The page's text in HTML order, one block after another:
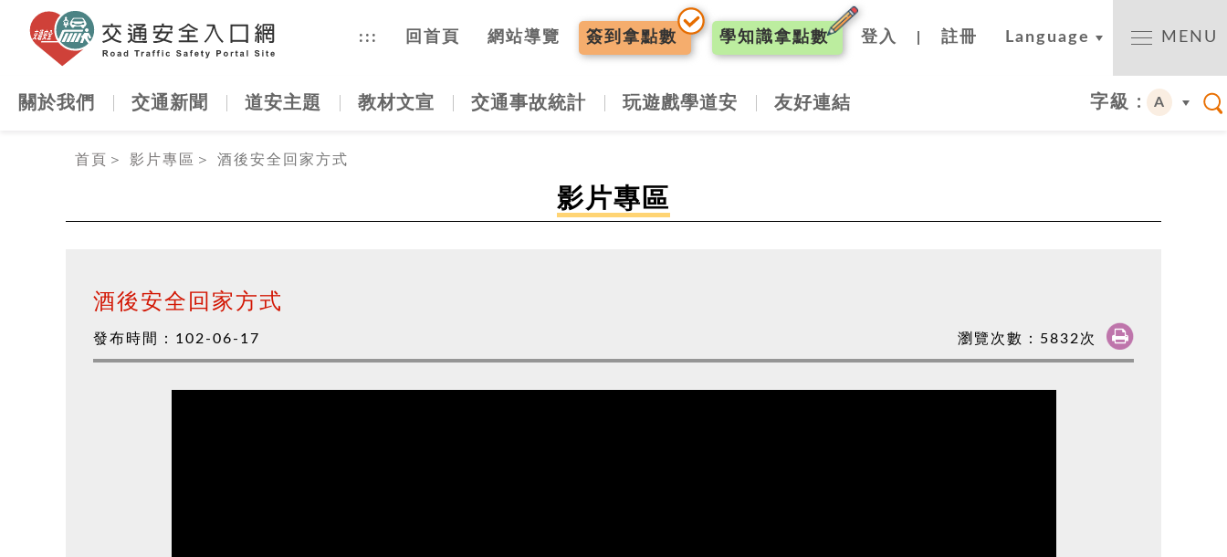
交通安全入口網
::: 回首頁 網站導覽 簽到 拿點數 學知識拿點數 登入 註冊 Language MENU
關於我們 交通新聞 道安主題 教材文宣 交通事故統計 玩遊戲學道安 友好連結 字級 : A
首頁 ＞ 影片專區 ＞ 酒後安全回家方式
影片專區
酒後安全回家方式
發布時間： 102-06-17 瀏覽次數： 5832次